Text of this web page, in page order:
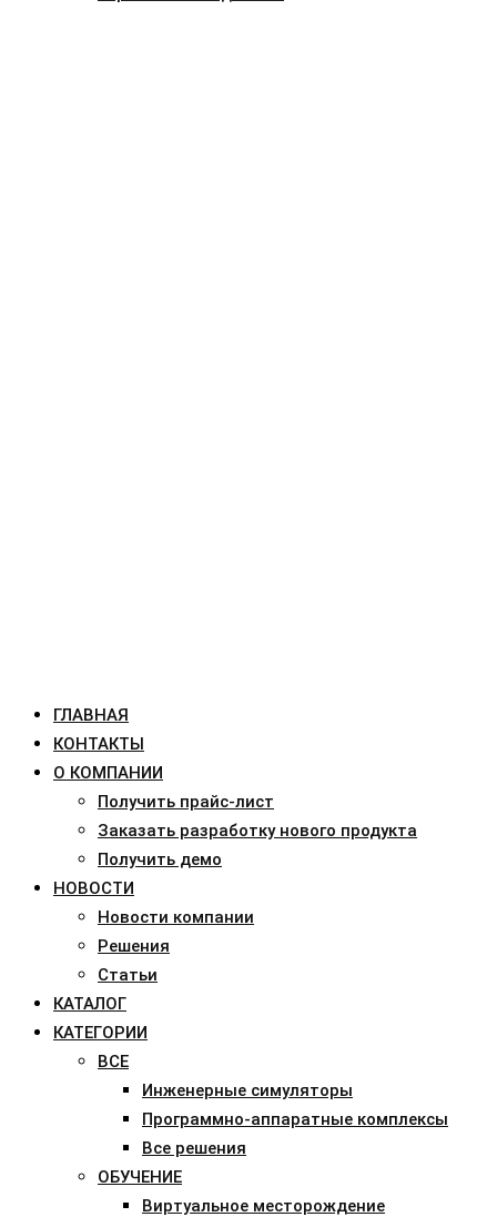
ГЛАВНАЯ
КОНТАКТЫ
О КОМПАНИИ
Получить прайс-лист
Заказать разработку нового продукта
Получить демо
НОВОСТИ
Новости компании
Решения
Статьи
КАТАЛОГ
КАТЕГОРИИ
ВСЕ
Инженерные симуляторы
Программно-аппаратные комплексы
Все решения
ОБУЧЕНИЕ
Виртуальное месторождение